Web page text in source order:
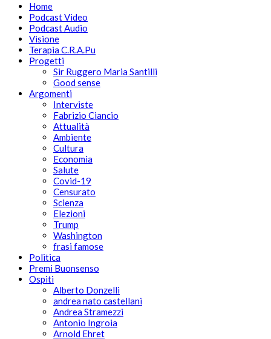
Home
Podcast Video
Podcast Audio
Visione
Terapia C.R.A.Pu
Progetti
Sir Ruggero Maria Santilli
Good sense
Argomenti
Interviste
Fabrizio Ciancio
Attualità
Ambiente
Cultura
Economia
Salute
Covid-19
Censurato
Scienza
Elezioni
Trump
Washington
frasi famose
Politica
Premi Buonsenso
Ospiti
Alberto Donzelli
andrea nato castellani
Andrea Stramezzi
Antonio Ingroia
Arnold Ehret